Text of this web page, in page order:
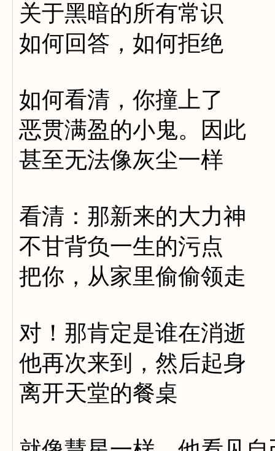
关于黑暗的所有常识
如何回答，如何拒绝
如何看清，你撞上了
恶贯满盈的小鬼。因此
甚至无法像灰尘一样
看清：那新来的大力神
不甘背负一生的污点
把你，从家里偷偷领走
对！那肯定是谁在消逝
他再次来到，然后起身
离开天堂的餐桌